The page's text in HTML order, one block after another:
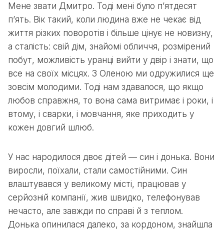
Мене звати Дмитро. Тоді мені було п’ятдесят
п’ять. Вік такий, коли людина вже не чекає від
життя різких поворотів і більше цінує не новизну,
а сталість: свій дім, знайомі обличчя, розмірений
побут, можливість уранці вийти у двір і знати, що
все на своїх місцях. З Оленою ми одружилися ще
зовсім молодими. Тоді нам здавалося, що якщо
любов справжня, то вона сама витримає і роки, і
втому, і сварки, і мовчання, яке приходить у
кожен довгий шлюб.
У нас народилося двоє дітей — син і донька. Вони
виросли, поїхали, стали самостійними. Син
влаштувався у великому місті, працював у
серйозній компанії, жив швидко, телефонував
нечасто, але завжди по справі й з теплом.
Донька опинилася далеко, за кордоном, знайшла